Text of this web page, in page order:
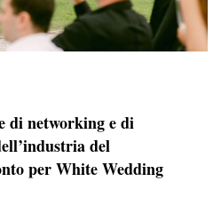
di networking e di
del
per White Wedding